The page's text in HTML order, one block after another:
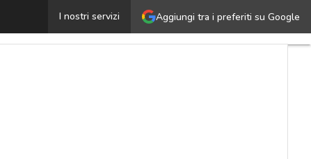
Aggiungi tra i preferiti su Google
I nostri servizi
Embedded finance: una guida ai vantaggi, con esempi